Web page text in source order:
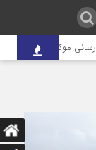
موکب درمانی